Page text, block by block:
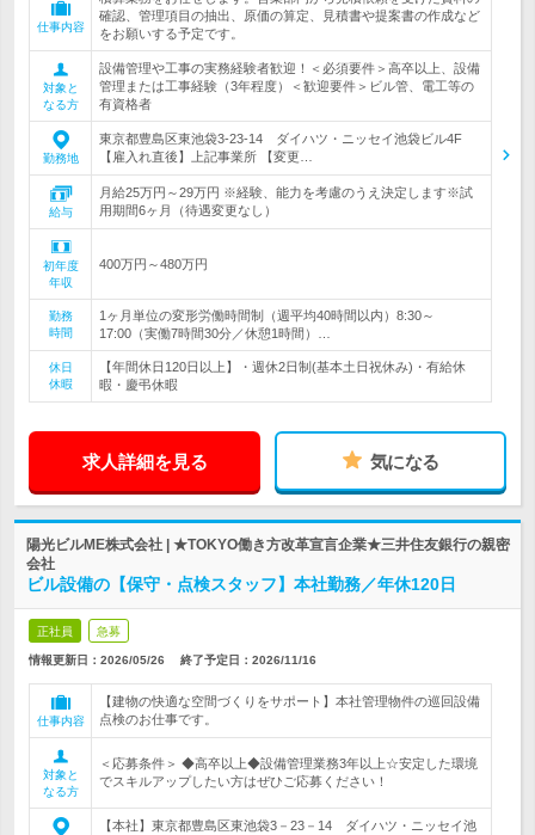
仕事内容
確認、管理項目の抽出、原価の算定、見積書や提案書の作成など
をお願いする予定です。
対象と
なる方
設備管理や工事の実務経験者歓迎！＜必須要件＞高卒以上、設備
管理または工事経験（3年程度）＜歓迎要件＞ビル管、電工等の
有資格者
勤務地
東京都豊島区東池袋3-23-14 ダイハツ・ニッセイ池袋ビル4F
【雇入れ直後】上記事業所 【変更…
給与
月給25万円～29万円 ※経験、能力を考慮のうえ決定します※試
用期間6ヶ月（待遇変更なし）
初年度
年収
400万円～480万円
勤務
時間
1ヶ月単位の変形労働時間制（週平均40時間以内）8:30～
17:00（実働7時間30分／休憩1時間）…
休日
休暇
【年間休日120日以上】・週休2日制(基本土日祝休み)・有給休
暇・慶弔休暇
求人詳細を見る 気になる
陽光ビルME株式会社 | ★TOKYO働き方改革宣言企業★三井住友銀行の親密
会社
ビル設備の【保守・点検スタッフ】本社勤務／年休120日
正社員 急募
情報更新日：2026/05/26 終了予定日： 2026/11/16
仕事内容
【建物の快適な空間づくりをサポート】本社管理物件の巡回設備
点検のお仕事です。
対象と
なる方
＜応募条件＞ ◆高卒以上◆設備管理業務3年以上☆安定した環境
でスキルアップしたい方はぜひご応募ください！
【本社】東京都豊島区東池袋3－23－14 ダイハツ・ニッセイ池